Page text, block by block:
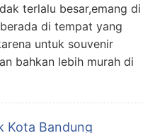
terlalu besar,emang di
di tempat yang
untuk souvenir
bahkan lebih murah di
Kota Bandung